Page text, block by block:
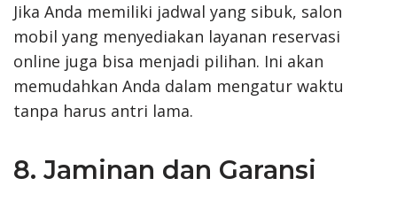
Jika Anda memiliki jadwal yang sibuk, salon
mobil yang menyediakan layanan reservasi
online juga bisa menjadi pilihan. Ini akan
memudahkan Anda dalam mengatur waktu
tanpa harus antri lama.
8. Jaminan dan Garansi